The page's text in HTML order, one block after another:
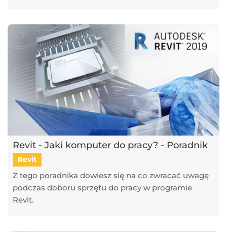
Revit - Jaki komputer do pracy? - Poradnik
Revit
Z tego poradnika dowiesz się na co zwracać uwagę
podczas doboru sprzętu do pracy w programie
Revit.